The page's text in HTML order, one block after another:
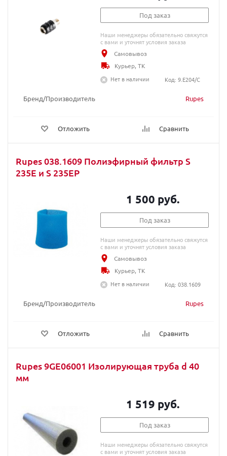
Бренд/Производитель Rupes
Отложить Сравнить
Под заказ
Наши менеджеры обязательно свяжутся
с вами и уточнят условия заказа
Самовывоз
Курьер, ТК
Нет в наличии
Код: 9.E204/C
Rupes 038.1609 Полиэфирный фильтр S
235E и S 235EР
Бренд/Производитель Rupes
Отложить Сравнить
1 500 руб.
Под заказ
Наши менеджеры обязательно свяжутся
с вами и уточнят условия заказа
Самовывоз
Курьер, ТК
Нет в наличии
Код: 038.1609
Rupes 9GE06001 Изолирующая труба d 40
мм
1 519 руб.
Под заказ
Наши менеджеры обязательно свяжутся
с вами и уточнят условия заказа